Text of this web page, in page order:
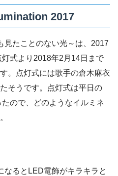
2017
見たことのない光～は、2017
式より2018年2月14日まで
。点灯式には歌手の倉木麻衣
そうです。点灯式は平日の
ので、どのようなイルミネ
なるとLED電飾がキラキラと